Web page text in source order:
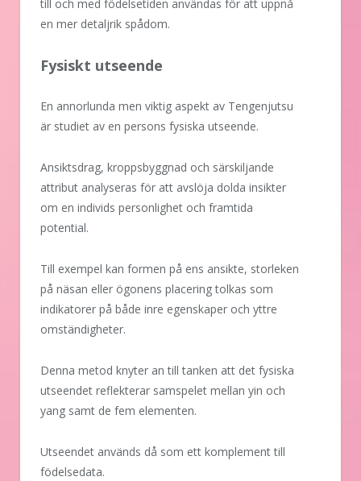
till och med födelsetiden användas för att uppnå
en mer detaljrik spådom.
Fysiskt utseende
En annorlunda men viktig aspekt av Tengenjutsu
är studiet av en persons fysiska utseende.
Ansiktsdrag, kroppsbyggnad och särskiljande
attribut analyseras för att avslöja dolda insikter
om en individs personlighet och framtida
potential.
Till exempel kan formen på ens ansikte, storleken
på näsan eller ögonens placering tolkas som
indikatorer på både inre egenskaper och yttre
omständigheter.
Denna metod knyter an till tanken att det fysiska
utseendet reflekterar samspelet mellan yin och
yang samt de fem elementen.
Utseendet används då som ett komplement till
födelsedata.